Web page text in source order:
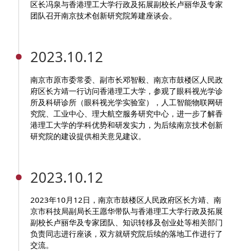
区长冯泉与香港理工大学行政及拓展副校长卢丽华及专家
团队召开南京技术创新研究院筹建座谈会。
2023.10.12
南京市原市委常委、副市长邓智毅、南京市鼓楼区人民政
府区长方靖一行访问香港理工大学，参观了眼科视光学诊
所及科研诊所（眼科视光学实验室），人工智能物联网研
究院、工业中心、理大航空服务研究中心，进一步了解香
港理工大学的学科优势和研发实力，为后续南京技术创新
研究院的建设提供相关意见建议。
2023.10.12
2023年10月12日，南京市鼓楼区人民政府区长方靖、南
京市科技局副局长王愿华带队与香港理工大学行政及拓展
副校长卢丽华及专家团队、知识转移及创业处等相关部门
负责同志进行座谈，双方就研究院后续的落地工作进行了
交流。